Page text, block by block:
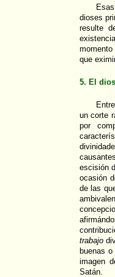
dioses
resulte
que
5. El
un corte
por
escisión
ocasión
de las
trabajo
buenas
imagen
Satán.